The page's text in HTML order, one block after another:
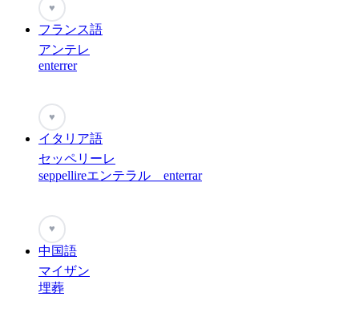
♥
フランス語
アンテレ
enterrer
♥
イタリア語
セッペリーレ
seppellireエンテラル enterrar
♥
中国語
マイザン
埋葬